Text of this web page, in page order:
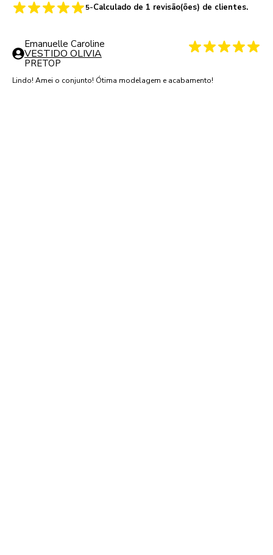
5-Calculado de 1 revisão(ões) de clientes.
Emanuelle Caroline
VESTIDO OLIVIA
PRETOP
Lindo! Amei o conjunto! Ótima modelagem e acabamento!